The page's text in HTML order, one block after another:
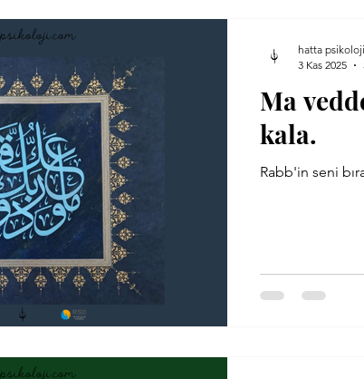
Ma
kala.
Rabb'in seni
hatta psikoloji
3 Kas 2025